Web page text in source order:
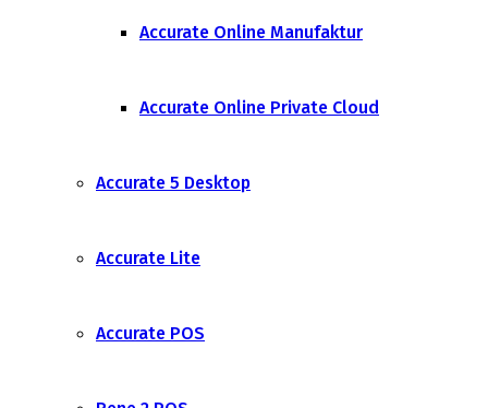
Accurate Online Manufaktur
Accurate Online Private Cloud
Accurate 5 Desktop
Accurate Lite
Accurate POS